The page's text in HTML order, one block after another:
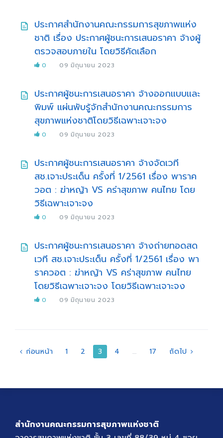
ประกาศสำนักงานคณะกรรมการสุขภาพแห่ง
ชาติ เรื่อง ประกาศผู้ชนะการเสนอราคา จ้างผู้
ตรวจสอบภายใน โดยวิธีคัดเลือก
0 09 มิถุนายน 2023
ประกาศผู้ชนะการเสนอราคา จ้างออกแบบและ
พิมพ์ แผ่นพับรู้จักสำนักงานคณะกรรมการ
สุขภาพแห่งชาติโดยวิธีเฉพาะเจาะจง
0 09 มิถุนายน 2023
ประกาศผู้ชนะการเสนอราคา จ้างจัดเวที
สช.เจาะประเด็น ครั้งที่ 1/2561 เรื่อง พาราค
วอต : ฆ่าหญ้า VS คร่าสุขภาพ คนไทย โดย
วิธีเฉพาะเจาะจง
0 09 มิถุนายน 2023
ประกาศผู้ชนะการเสนอราคา จ้างถ่ายทอดสด
เวที สช.เจาะประเด็น ครั้งที่ 1/2561 เรื่อง พา
ราควอต : ฆ่าหญ้า VS คร่าสุขภาพ คนไทย
โดยวิธีเฉพาะเจาะจง โดยวิธีเฉพาะเจาะจง
0 09 มิถุนายน 2023
แนะแนว
ก่อนหน้า 1 2 3 4 … 17 ถัดไป
สำนักงานคณะกรรมการสุขภาพแห่งชาติ